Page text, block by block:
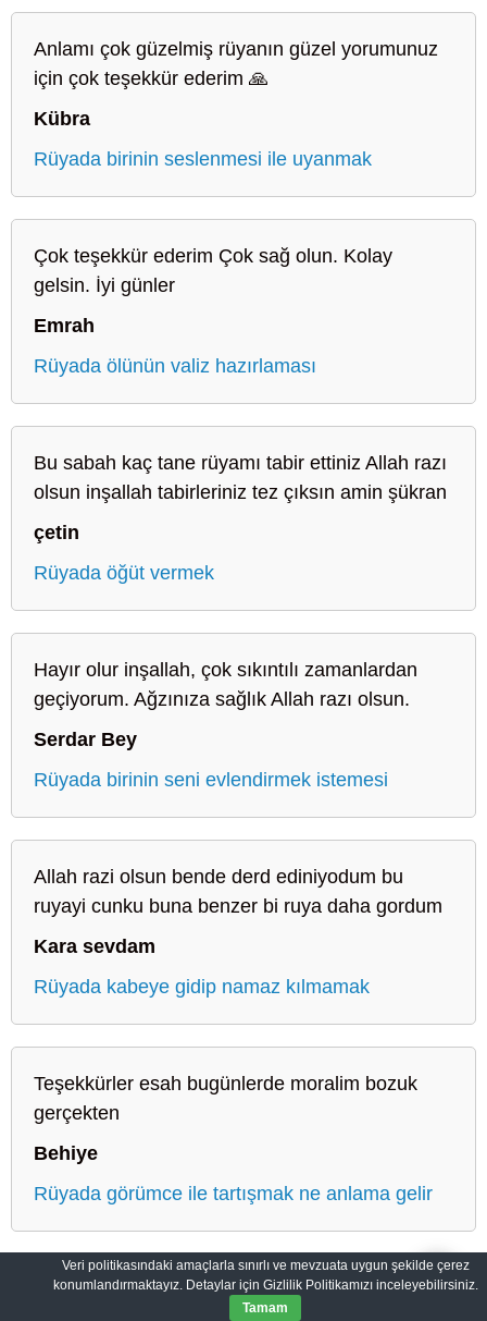
Anlamı çok güzelmiş rüyanın güzel yorumunuz
için çok teşekkür ederim 🙏
Kübra
Rüyada birinin seslenmesi ile uyanmak
Çok teşekkür ederim Çok sağ olun. Kolay
gelsin. İyi günler
Emrah
Rüyada ölünün valiz hazırlaması
Bu sabah kaç tane rüyamı tabir ettiniz Allah razı
olsun inşallah tabirleriniz tez çıksın amin şükran
çetin
Rüyada öğüt vermek
Hayır olur inşallah, çok sıkıntılı zamanlardan
geçiyorum. Ağzınıza sağlık Allah razı olsun.
Serdar Bey
Rüyada birinin seni evlendirmek istemesi
Allah razi olsun bende derd ediniyodum bu
ruyayi cunku buna benzer bi ruya daha gordum
Kara sevdam
Rüyada kabeye gidip namaz kılmamak
Teşekkürler esah bugünlerde moralim bozuk
gerçekten
Behiye
Rüyada görümce ile tartışmak ne anlama gelir
Sahih Rüyalar: Rüyaların Dilini Öğrenin Gizlilik Politikası
SahihRuyalar.com|Tüm Hakları Saklıdır.
Veri politikasındaki amaçlarla sınırlı ve mevzuata uygun şekilde çerez
konumlandırmaktayız. Detaylar için Gizlilik Politikamızı inceleyebilirsiniz.
Tamam